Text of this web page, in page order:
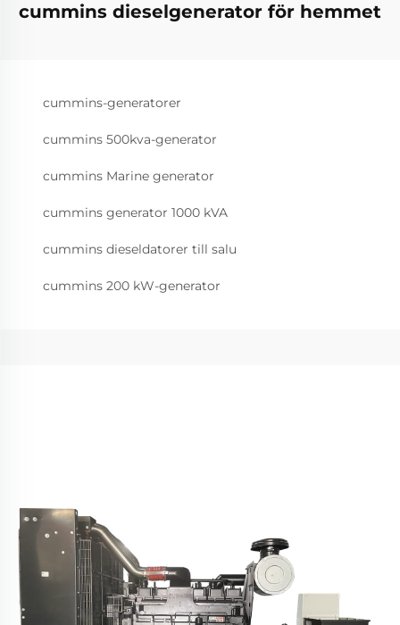
cummins dieselgenerator för hemmet
cummins-generatorer
cummins 500kva-generator
cummins Marine generator
cummins generator 1000 kVA
cummins dieseldatorer till salu
cummins 200 kW-generator